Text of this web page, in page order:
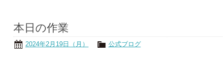
本日の作業
2024年2月19日（月） 公式ブログ